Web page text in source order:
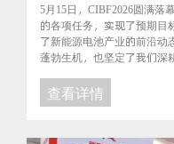
5月15日，CIBF2026圆满落
的各项任务，实现了预期目
了新能源电池产业的前沿动
蓬勃生机，也坚定了我们深
查看详情